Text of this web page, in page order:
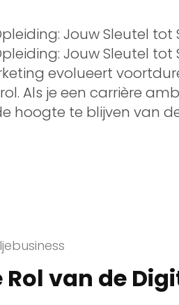
Jouw Sleutel tot
Jouw Sleutel tot
evolueert
Als je een carrière
hoogte te blijven van
Rol van de